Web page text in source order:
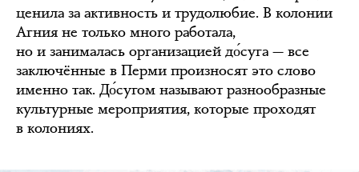
ценила за активность и трудолюбие. В колонии
Агния не только много работала,
но и занималась организацией до́суга — все
заключённые в Перми произносят это слово
именно так. До́сугом называют разнообразные
культурные мероприятия, которые проходят
в колониях.